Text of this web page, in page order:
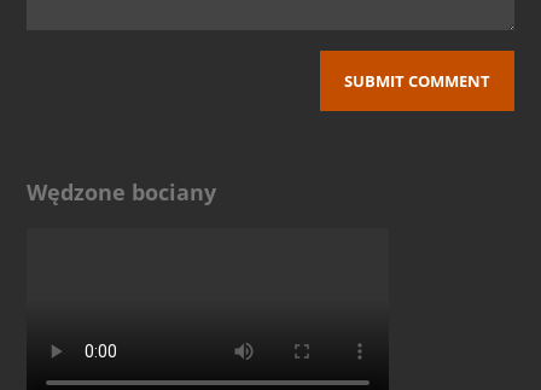
Wędzone bociany